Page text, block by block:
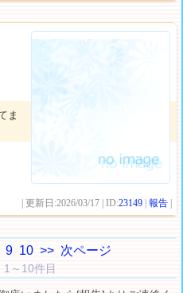
ま
| 更新日:2026/03/17 | ID:23149 |報告
9 10 >> 次ページ
～10件目